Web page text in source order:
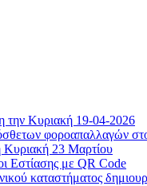
την Κυριακή 19-04-2026
φοροαπαλλαγών
Κυριακή 23 Μαρτίου
Εστίασης με QR Code
καταστήματος